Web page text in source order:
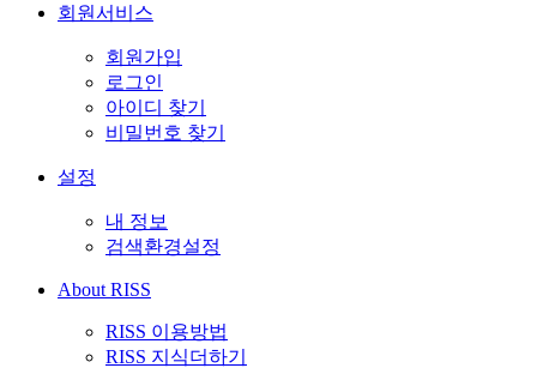
회원서비스
회원가입
로그인
아이디 찾기
비밀번호 찾기
설정
내 정보
검색환경설정
About RISS
RISS 이용방법
RISS 지식더하기